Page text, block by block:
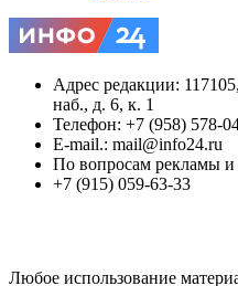
Адрес редакции:
наб., д. 6, к. 1
Телефон: +7 (958) 578-
E-mail.: mail@info24.ru
По вопросам рекламы и
+7 (915) 059-63-33
Любое использование